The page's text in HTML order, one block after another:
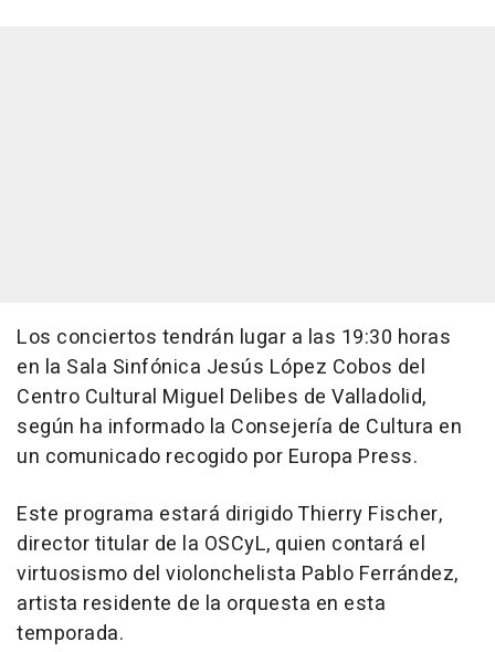
Los conciertos tendrán lugar a las 19:30 horas
en la Sala Sinfónica Jesús López Cobos del
Centro Cultural Miguel Delibes de Valladolid,
según ha informado la Consejería de Cultura en
un comunicado recogido por Europa Press.
Este programa estará dirigido Thierry Fischer,
director titular de la OSCyL, quien contará el
virtuosismo del violonchelista Pablo Ferrández,
artista residente de la orquesta en esta
temporada.